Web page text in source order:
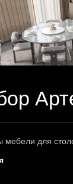
мебели для